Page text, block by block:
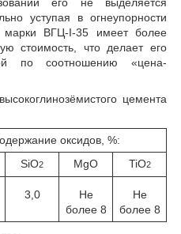
его не выделяется
уступая в огнеупорности
ВГЦ-I-35 имеет более
стоимость, что делает его
по соотношению «цена-
цемента
оксидов, %:
SiO2 MgO TiO2
3,0
Не
более 8
Не
более 8